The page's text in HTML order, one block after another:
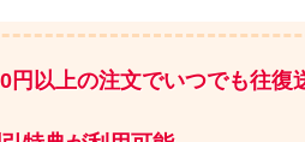
円以上の注文でいつでも往復